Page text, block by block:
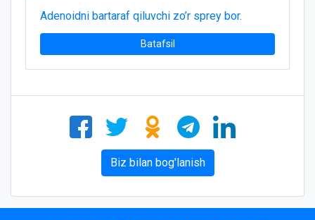
Adenoidni bartaraf qiluvchi zo’r sprey bor.
Batafsil
Biz bilan bog'lanish